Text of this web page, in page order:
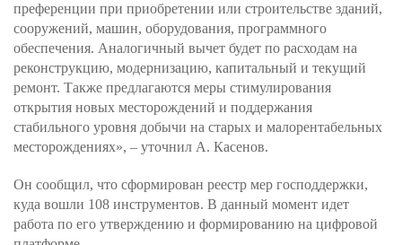
преференции при приобретении или строительстве зданий,
сооружений, машин, оборудования, программного
обеспечения. Аналогичный вычет будет по расходам на
реконструкцию, модернизацию, капитальный и текущий
ремонт. Также предлагаются меры стимулирования
открытия новых месторождений и поддержания
стабильного уровня добычи на старых и малорентабельных
месторождениях», – уточнил А. Касенов.
Он сообщил, что сформирован реестр мер господдержки,
куда вошли 108 инструментов. В данный момент идет
работа по его утверждению и формированию на цифровой